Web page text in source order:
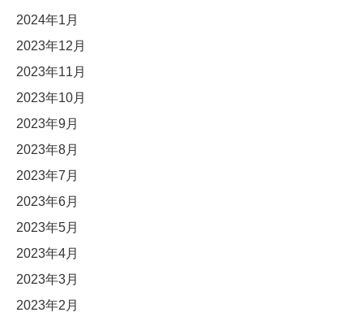
2024年1月
2023年12月
2023年11月
2023年10月
2023年9月
2023年8月
2023年7月
2023年6月
2023年5月
2023年4月
2023年3月
2023年2月